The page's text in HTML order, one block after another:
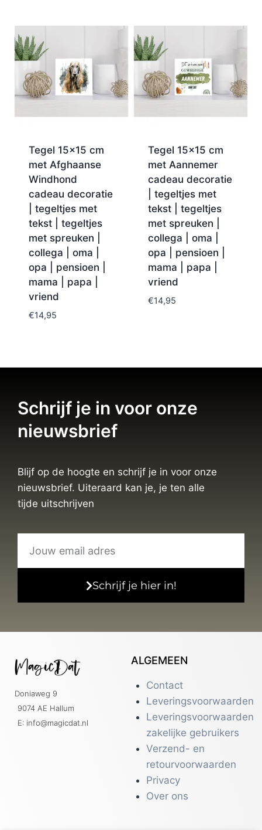
Tegel 15×15 cm
met Afghaanse
Windhond
cadeau decoratie
| tegeltjes met
tekst | tegeltjes
met spreuken |
collega | oma |
opa | pensioen |
mama | papa |
vriend
€14,95
Tegel 15×15 cm
met Aannemer
cadeau decoratie
| tegeltjes met
tekst | tegeltjes
met spreuken |
collega | oma |
opa | pensioen |
mama | papa |
vriend
€14,95
Schrijf je in voor onze
nieuwsbrief
Blijf op de hoogte en schrijf je in voor onze
nieuwsbrief. Uiteraard kan je, je ten alle
tijde uitschrijven
Schrijf je hier in!
Doniaweg 9
9074 AE Hallum
E: info@magicdat.nl
ALGEMEEN
Contact
Leveringsvoorwaarden
Leveringsvoorwaarden
zakelijke gebruikers
Verzend- en
retourvoorwaarden
Privacy
Over ons